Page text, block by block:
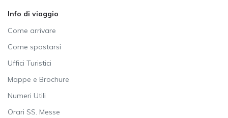
Info di viaggio
Come arrivare
Come spostarsi
Uffici Turistici
Mappe e Brochure
Numeri Utili
Orari SS. Messe